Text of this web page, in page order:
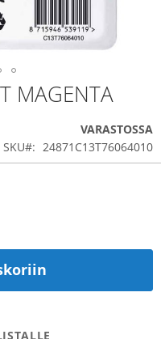
MAGENTA
VARASTOSSA
SKU
24871C13T76064010